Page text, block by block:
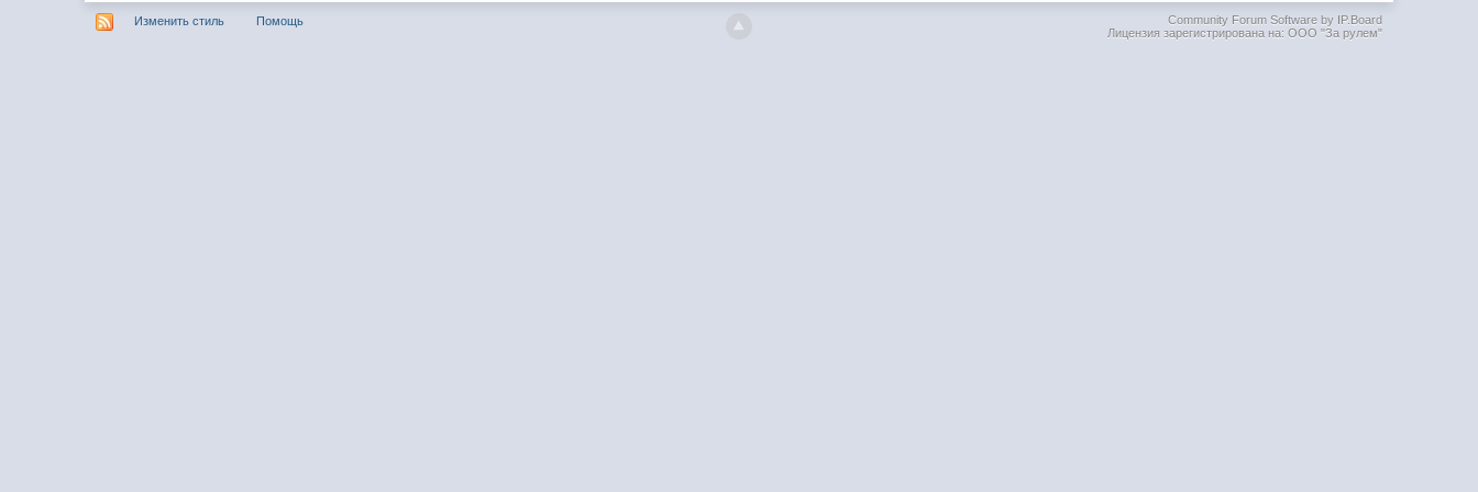
Изменить стиль Помощь
Community Forum Software by IP.Board
Лицензия зарегистрирована на: ООО "За рулем"